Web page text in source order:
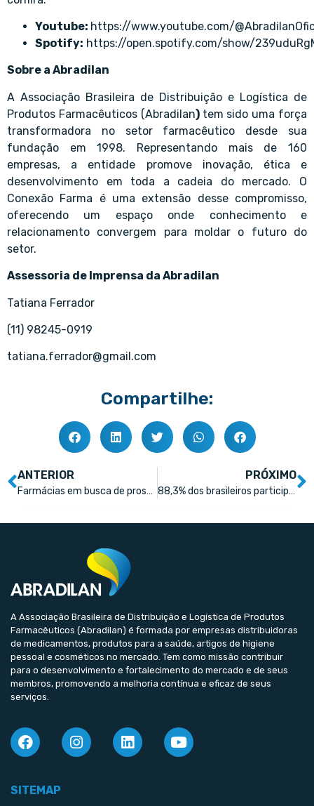
Youtube: https://www.youtube.com/
Spotify: https://open.spotify.com/show/
Sobre a Abradilan
A Associação Brasileira de Distribuição e Logística de
Produtos Farmacêuticos (Abradilan) tem sido uma força
transformadora no setor farmacêutico desde sua
fundação em 1998. Representando mais de 160
empresas, a entidade promove inovação, ética e
desenvolvimento em toda a cadeia do mercado. O
Conexão Farma é uma extensão desse compromisso,
oferecendo um espaço onde conhecimento e
relacionamento convergem para moldar o futuro do
setor.
Assessoria de Imprensa da Abradilan
Tatiana Ferrador
(11) 98245-0919
tatiana.ferrador@gmail.com
Compartilhe:
ANTERIOR
Farmácias em busca de prosperidade: gestão, associativismo e experiência além do preço
PRÓXIMO
88,3% dos brasileiros participam de programas de fidelidade, diz pesquisa
A Associação Brasileira de Distribuição e Logística de Produtos
Farmacêuticos (Abradilan) é formada por empresas distribuidoras
de medicamentos, produtos para a saúde, artigos de higiene
pessoal e cosméticos no mercado. Tem como missão contribuir
para o desenvolvimento e fortalecimento do mercado e de seus
membros, promovendo a melhoria contínua e eficaz de seus
serviços.
SITEMAP